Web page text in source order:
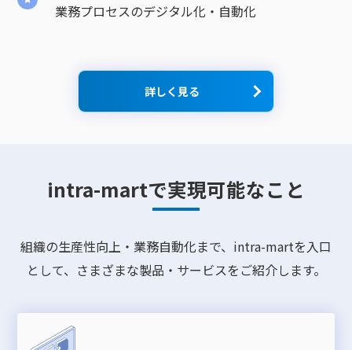
業務プロセスのデジタル化・自動化
詳しく見る
intra-martで実現可能なこと
組織の生産性向上・業務自動化まで、intra-martを入口
として、さまざまな製品・サービスをご紹介します。